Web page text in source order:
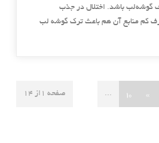
گوشه‌لب باشد. اختلال در جذب
کم منابع آن هم باعث ترک گوشه‌ لب
صفحه 1از 14 »
10
...